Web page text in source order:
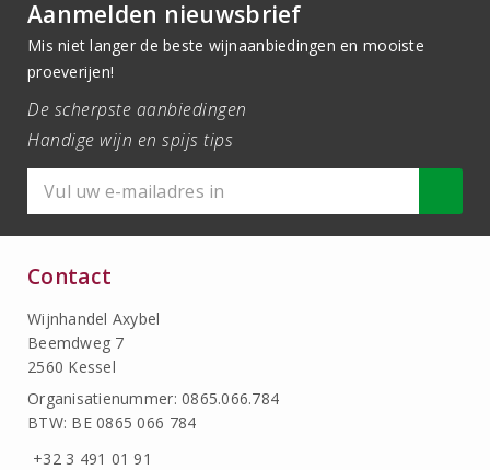
Aanmelden nieuwsbrief
Mis niet langer de beste wijnaanbiedingen en mooiste
proeverijen!
De scherpste aanbiedingen
Handige wijn en spijs tips
Contact
Wijnhandel Axybel
Beemdweg 7
2560 Kessel
Organisatienummer: 0865.066.784
BTW: BE 0865 066 784
+32 3 491 01 91